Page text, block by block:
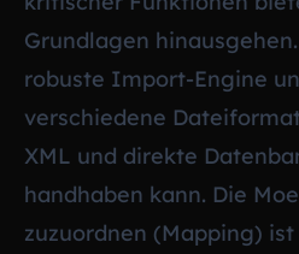
Grundlagen
robuste Import-Engine
verschiedene
XML und direkte
handhaben kann. Die
zuzuordnen (Mapping)